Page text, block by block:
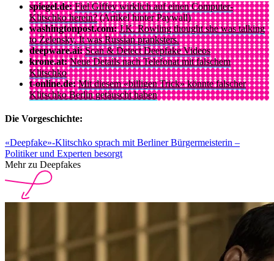
spiegel.de: Fiel Giffey wirklich auf einen Computer-
Klitschko herein?(Artikel hinter Paywall)
washingtonpost.com:J.K. Rowling thought she was talking
to Zelensky. It was Russian pranksters.
deepware.ai: Scan & Detect Deepfake Videos
krone.at: Neue Details nach Telefonat mit falschem
Klitschko
t-online.de: Mit diesem «billigen Trick» könnte falscher
Klitschko Berlin getäuscht haben
Die Vorgeschichte:
«Deepfake»-Klitschko sprach mit Berliner Bürgermeisterin –
Politiker und Experten besorgt
Mehr zu Deepfakes